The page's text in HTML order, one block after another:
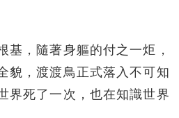
基，隨著身軀的付之一炬，
貌，渡渡鳥正式落入不可知
界死了一次，也在知識世界